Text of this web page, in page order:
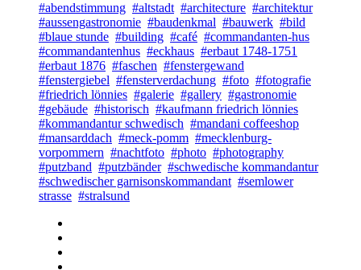
#abendstimmung #altstadt #architecture #architektur
#aussengastronomie #baudenkmal #bauwerk #bild
#blaue stunde #building #café #commandanten-hus
#commandantenhus #eckhaus #erbaut 1748-1751
#erbaut 1876 #faschen #fenstergewand
#fenstergiebel #fensterverdachung #foto #fotografie
#friedrich lönnies #galerie #gallery #gastronomie
#gebäude #historisch #kaufmann friedrich lönnies
#kommandantur schwedisch #mandani coffeeshop
#mansarddach #meck-pomm #mecklenburg-
vorpommern #nachtfoto #photo #photography
#putzband #putzbänder #schwedische kommandantur
#schwedischer garnisonskommandant #semlower
strasse #stralsund